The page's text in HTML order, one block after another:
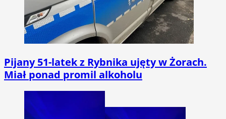
Pijany 51-latek z Rybnika ujęty w Żorach.
Miał ponad promil alkoholu